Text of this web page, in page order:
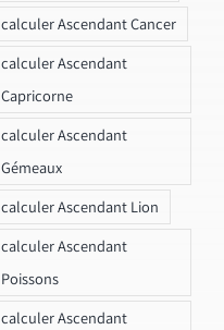
calculer Ascendant Cancer
calculer Ascendant
Capricorne
calculer Ascendant
Gémeaux
calculer Ascendant Lion
calculer Ascendant
Poissons
calculer Ascendant